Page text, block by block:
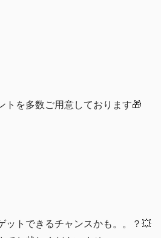
トを多数ご用意しております🎁
ットできるチャンスかも。。？💥